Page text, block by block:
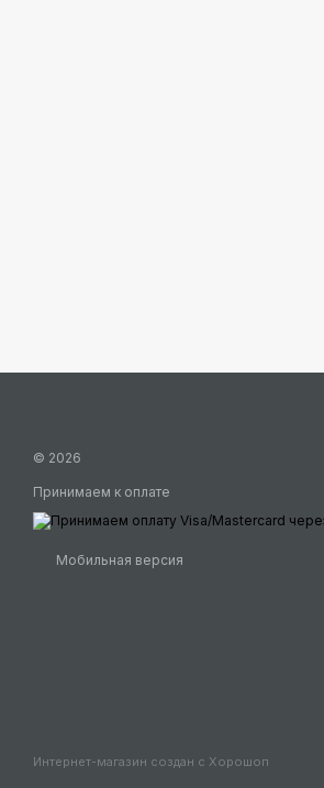
© 2026
Принимаем к оплате
Мобильная версия
Интернет-магазин создан с Хорошоп